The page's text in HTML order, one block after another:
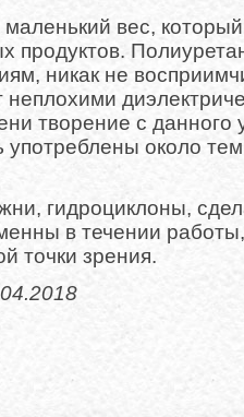
вес,
продуктов.
никак не
неплохими
творение с данного
употреблены около
гидроциклоны,
в течении
точки зрения.